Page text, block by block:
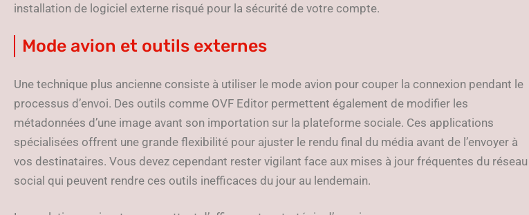
installation de logiciel externe risqué pour la sécurité de votre compte.
Mode avion et outils externes
Une technique plus ancienne consiste à utiliser le mode avion pour couper la connexion pendant le
processus d’envoi. Des outils comme OVF Editor permettent également de modifier les
métadonnées d’une image avant son importation sur la plateforme sociale. Ces applications
spécialisées offrent une grande flexibilité pour ajuster le rendu final du média avant de l’envoyer à
vos destinataires. Vous devez cependant rester vigilant face aux mises à jour fréquentes du réseau
social qui peuvent rendre ces outils inefficaces du jour au lendemain.